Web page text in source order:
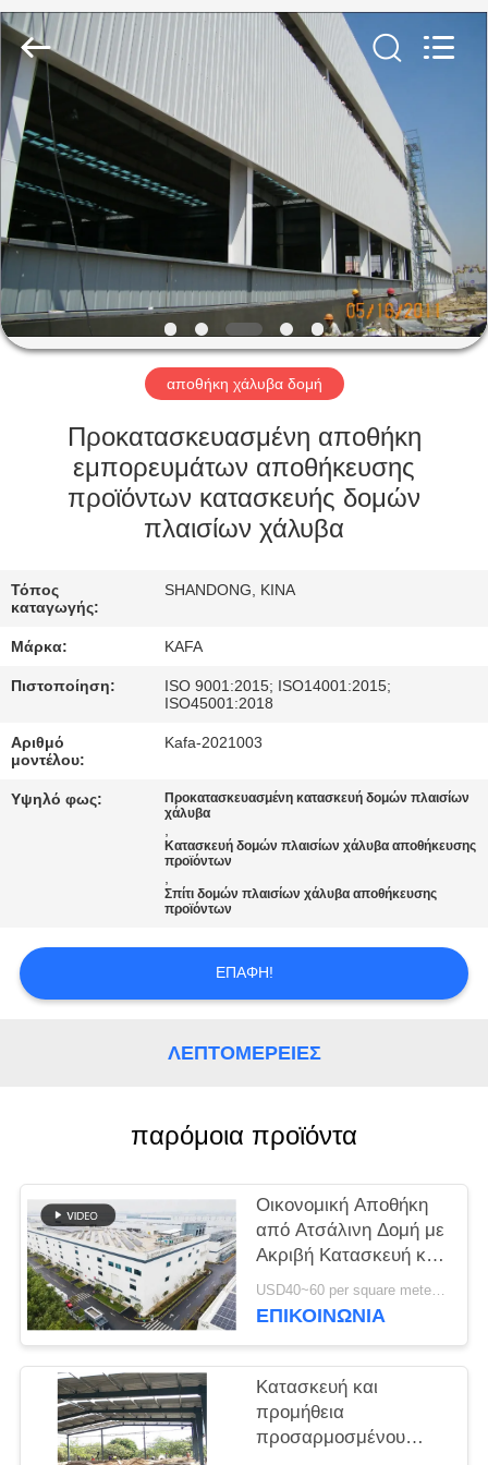
ΑΡΧΙΚΉ
ΠΡΟΪΌΝΤΑ
ΒΊΝΤΕΟ
ΕΚΠΟΜΠΉ
VR
ΣΧΕΤΙΚΆ
ΕΜΆΣ
ΣΤΟ
ΕΡΓΟΣΤΆΣΙΟ
ΈΛΕΓΧΟΣ
ΠΟΙΌΤΗΤΑΣ
ΕΠΙΚΟΙΝΩΝΉΣΤΕ
ΕΙΔΉΣΕΙΣ
ΠΟΛΙΤΙΚΉ
ΑΠΟΡΡΉΤΟΥ
KaFa
Fabrication
Ltd..
Rights
Reserved.
αποθήκη χάλυβα δομή
Προκατασκευασμένη αποθήκη
εμπορευμάτων αποθήκευσης
προϊόντων κατασκευής δομών
πλαισίων χάλυβα
Τόπος
καταγωγής:
SHANDONG, ΚΙΝΑ
Μάρκα: KAFA
Πιστοποίηση:
ISO 9001:2015; ISO14001:2015;
ISO45001:2018
Αριθμό
μοντέλου:
Kafa-2021003
Υψηλό φως:
Προκατασκευασμένη κατασκευή δομών πλαισίων
χάλυβα
,
Κατασκευή δομών πλαισίων χάλυβα αποθήκευσης
προϊόντων
,
Σπίτι δομών πλαισίων χάλυβα αποθήκευσης
προϊόντων
ΕΠΑΦΉ!
ΛΕΠΤΟΜΈΡΕΙΕΣ
παρόμοια προϊόντα
Οικονομική Αποθήκη
από Ατσάλινη Δομή με
Ακριβή Κατασκευή και
Ολοκληρωμένη Λύση
Παράδοσης
USD40~60 per square meter MOQ:1000 sqm
ΕΠΙΚΟΙΝΩΝΙΑ
Κατασκευή και
προμήθεια
προσαρμοσμένου